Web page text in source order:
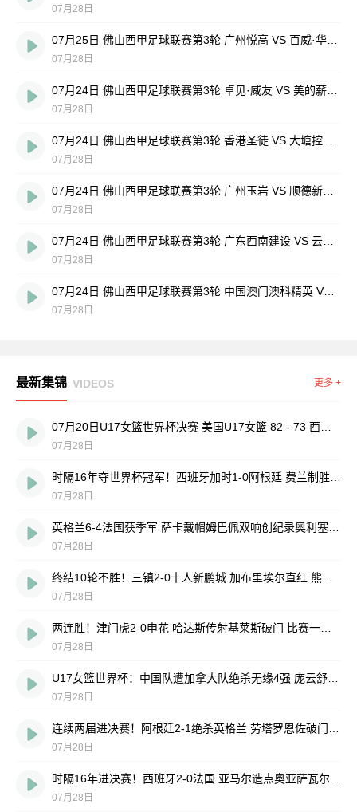
07月28日
07月28日
07月28日
07月28日
07月28日
07月28日
07月24日 佛山西甲足球联赛第3轮 中国澳门澳科精英 VS 藝品高國際 全场录像
07月28日
最新集锦 VIDEOS 更多 +
07月28日
07月28日
07月28日
07月28日
07月28日
07月28日
07月28日
07月28日